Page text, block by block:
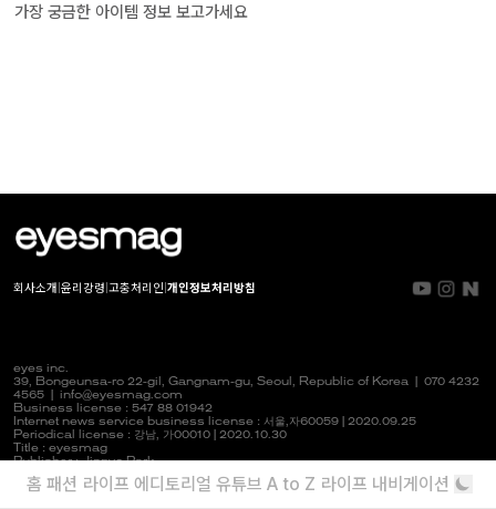
가장 궁금한 아이템 정보 보고가세요
회사소개 윤리강령 고충처리인 개인정보처리방침
eyes inc.
39, Bongeunsa-ro 22-gil, Gangnam-gu, Seoul, Republic of Korea | 070 4232
4565
info@eyesmag.com
Business license : 547 88 01942
Internet news service business license : 서울,자60059 | 2020.09.25
Periodical license : 강남, 가00010 | 2020.10.30
Title : eyesmag
Publisher : Jinpyo Park
News manager & Editorial officer : Youlim Heo
홈 패션 라이프 에디토리얼 유튜브 A to Z 라이프 내비게이션